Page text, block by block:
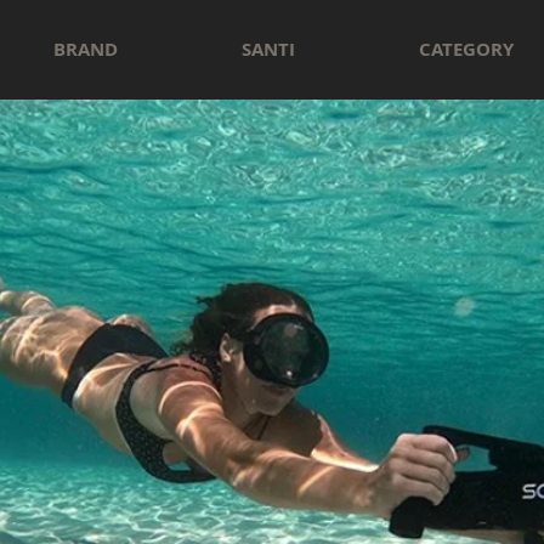
BRAND SANTI CATEGORY